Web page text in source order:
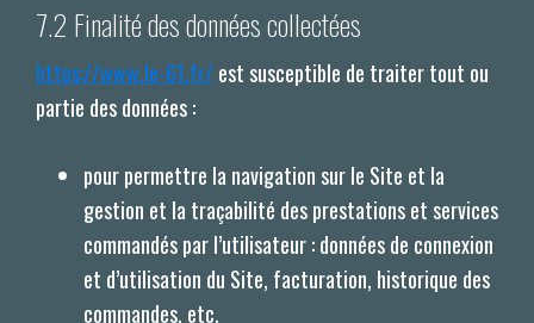
7.2 Finalité des données collectées
https://www.le-61.fr/ est susceptible de traiter tout ou
partie des données :
pour permettre la navigation sur le Site et la
gestion et la traçabilité des prestations et services
commandés par l’utilisateur : données de connexion
et d’utilisation du Site, facturation, historique des
commandes, etc.